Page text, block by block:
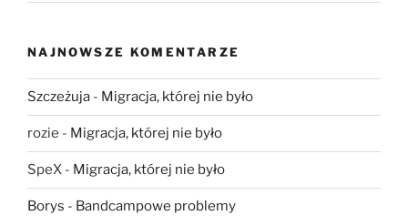
NAJNOWSZE KOMENTARZE
Szczeżuja - Migracja, której nie było
rozie - Migracja, której nie było
SpeX - Migracja, której nie było
Borys - Bandcampowe problemy